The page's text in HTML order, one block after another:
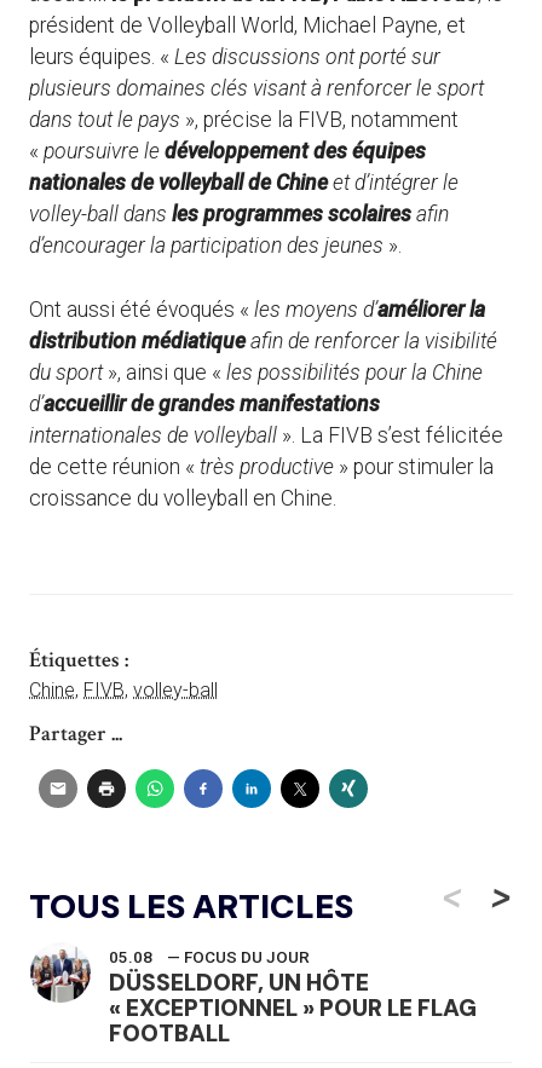
président de Volleyball World, Michael Payne, et
leurs équipes. « Les discussions ont porté sur
plusieurs domaines clés visant à renforcer le sport
dans tout le pays », précise la FIVB, notamment
« poursuivre le développement des équipes
nationales de volleyball de Chineet d’intégrer le
volley-ball dans les programmes scolaires afin
d’encourager la participation des jeunes ».
Ont aussi été évoqués « les moyens d’améliorer la
distribution médiatiqueafin de renforcer la visibilité
du sport», ainsi que « les possibilités pour la Chine
d’accueillir de grandes manifestations
internationales de volleyball ». La FIVB s’est félicitée
de cette réunion « très productive » pour stimuler la
croissance du volleyball en Chine.
Étiquettes :
Chine, FIVB, volley-ball
Partager ...
TOUS LES ARTICLES <
05.08 — FOCUS DU JOUR
DÜSSELDORF, UN HÔTE
« EXCEPTIONNEL » POUR LE FLAG
FOOTBALL
>